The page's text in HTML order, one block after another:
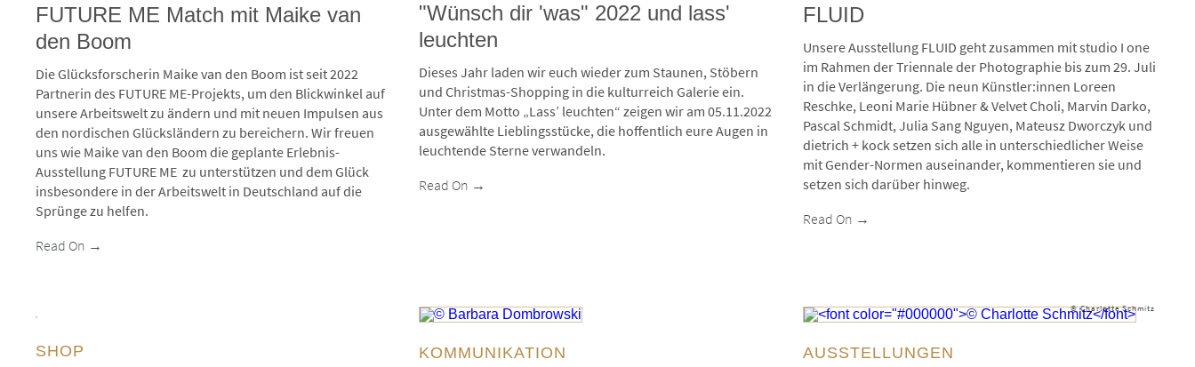
FUTURE ME Match mit Maike van
den Boom
Die Glücksforscherin Maike van den Boom ist seit 2022
Partnerin des FUTURE ME-Projekts, um den Blickwinkel auf
unsere Arbeitswelt zu ändern und mit neuen Impulsen aus
den nordischen Glücksländern zu bereichern. Wir freuen
uns wie Maike van den Boom die geplante Erlebnis-
Ausstellung FUTURE ME zu unterstützen und dem Glück
insbesondere in der Arbeitswelt in Deutschland auf die
Sprünge zu helfen.
Read On →
"Wünsch dir 'was" 2022 und lass'
leuchten
Dieses Jahr laden wir euch wieder zum Staunen, Stöbern
und Christmas-Shopping in die kulturreich Galerie ein.
Unter dem Motto „Lass’ leuchten“ zeigen wir am 05.11.2022
ausgewählte Lieblingsstücke, die hoffentlich eure Augen in
leuchtende Sterne verwandeln.
Read On →
FLUID
Unsere Ausstellung FLUID geht zusammen mit studio I one
im Rahmen der Triennale der Photographie bis zum 29. Juli
in die Verlängerung. Die neun Künstler:innen Loreen
Reschke, Leoni Marie Hübner & Velvet Choli, Marvin Darko,
Pascal Schmidt, Julia Sang Nguyen, Mateusz Dworczyk und
dietrich + kock setzen sich alle in unterschiedlicher Weise
mit Gender-Normen auseinander, kommentieren sie und
setzen sich darüber hinweg.
Read On →
SHOP KOMMUNIKATION
© Charlotte Schmitz
AUSSTELLUNGEN